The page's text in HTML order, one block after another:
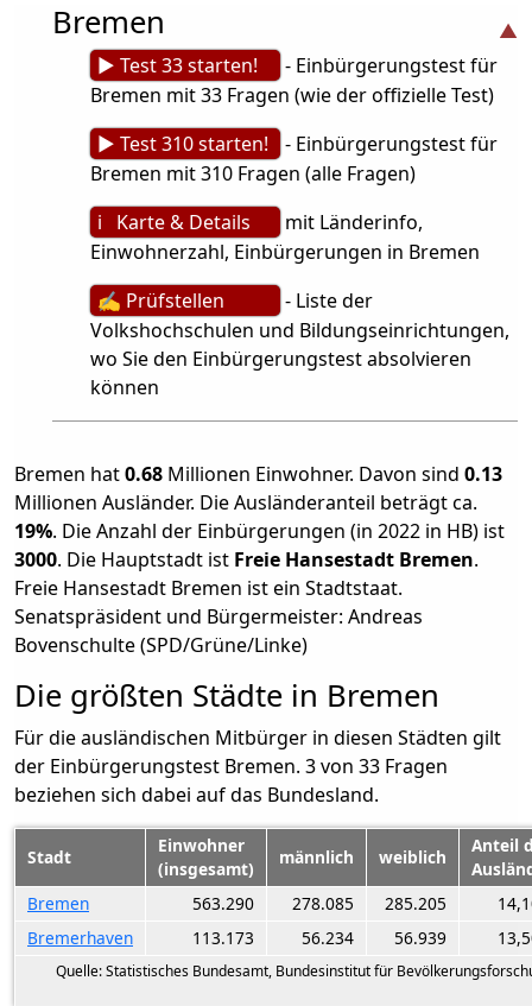
Bremen
► Test 33 starten!
- Einbürgerungstest für
Bremen mit 33 Fragen (wie der offizielle Test)
► Test 310 starten!
- Einbürgerungstest für
Bremen mit 310 Fragen (alle Fragen)
ℹ Karte & Details
mit Länderinfo,
Einwohnerzahl, Einbürgerungen in Bremen
✍ Prüfstellen
- Liste der
Volkshochschulen und Bildungseinrichtungen,
wo Sie den Einbürgerungstest absolvieren
können
Bremen hat0.68 Millionen Einwohner. Davon sind 0.13
Millionen Ausländer. Die Ausländeranteil beträgt ca.
19%. Die Anzahl der Einbürgerungen (in 2022 in HB) ist
3000. Die Hauptstadt ist Freie Hansestadt Bremen.
Freie Hansestadt Bremen ist ein Stadtstaat.
Senatspräsident und Bürgermeister: Andreas
Bovenschulte (SPD/Grüne/Linke)
Die größten Städte in Bremen
Für die ausländischen Mitbürger in diesen Städten gilt
der Einbürgerungstest Bremen. 3 von 33 Fragen
beziehen sich dabei auf das Bundesland.
Stadt
Einwohner
(insgesamt)
männlich weiblich
Anteil
Bremen
563.290 278.085 285.205
Bremerhaven
113.173 56.234 56.939
Quelle: Statistisches Bundesamt, Bundesinstitut für